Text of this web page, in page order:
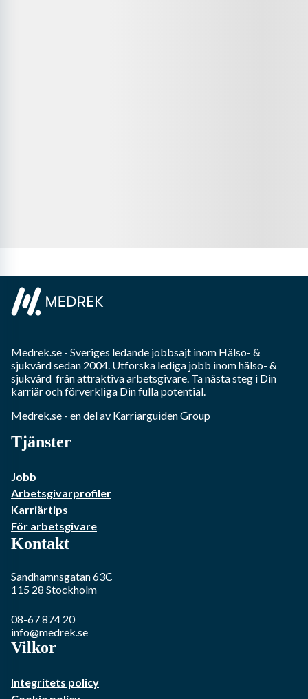
Medrek.se - Sveriges ledande jobbsajt inom Hälso- &
sjukvårdsedan 2004. Utforska lediga jobb inomhälso- &
sjukvård från attraktiva arbetsgivare. Ta nästa steg i Din
karriär och förverkliga Din fulla potential.
Medrek.se - en del av Karriarguiden Group
Tjänster
Jobb
Arbetsgivarprofiler
Karriärtips
För arbetsgivare
Kontakt
Sandhamnsgatan 63C
115 28 Stockholm
08-67 874 20
info@medrek.se
Vilkor
Integritets policy